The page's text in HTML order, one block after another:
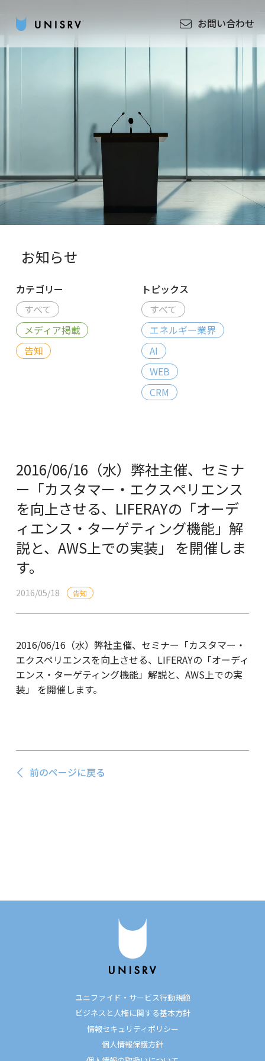
お問い合わせ
お知らせ
カテゴリー
すべて
メディア掲載
告知
トピックス
すべて
エネルギー業界
AI
WEB
CRM
2016/06/16（水）弊社主催、セミナ
ー「カスタマー・エクスペリエンス
を向上させる、LIFERAYの「オーデ
ィエンス・ターゲティング機能」解
説と、AWS上での実装」 を開催しま
す。
2016/05/18 告知
2016/06/16（水）弊社主催、セミナー「カスタマー・
エクスペリエンスを向上させる、LIFERAYの「オーディ
エンス・ターゲティング機能」解説と、AWS上での実
装」 を開催します。
前のページに戻る
ユニファイド・サービス行動規範
ビジネスと人権に関する基本方針
情報セキュリティポリシー
個人情報保護方針